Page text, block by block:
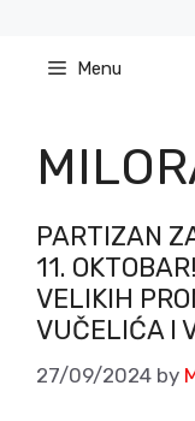
content Menu
PARTIZAN
11.
VELIKIH
VUČELIĆA I
27/09/2024 by